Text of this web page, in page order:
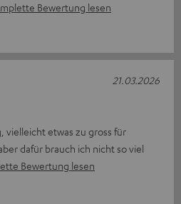
Bewertung lesen
vielleicht etwas zu gross für
dafür brauch ich nicht so viel
Bewertung lesen
21.03.2026